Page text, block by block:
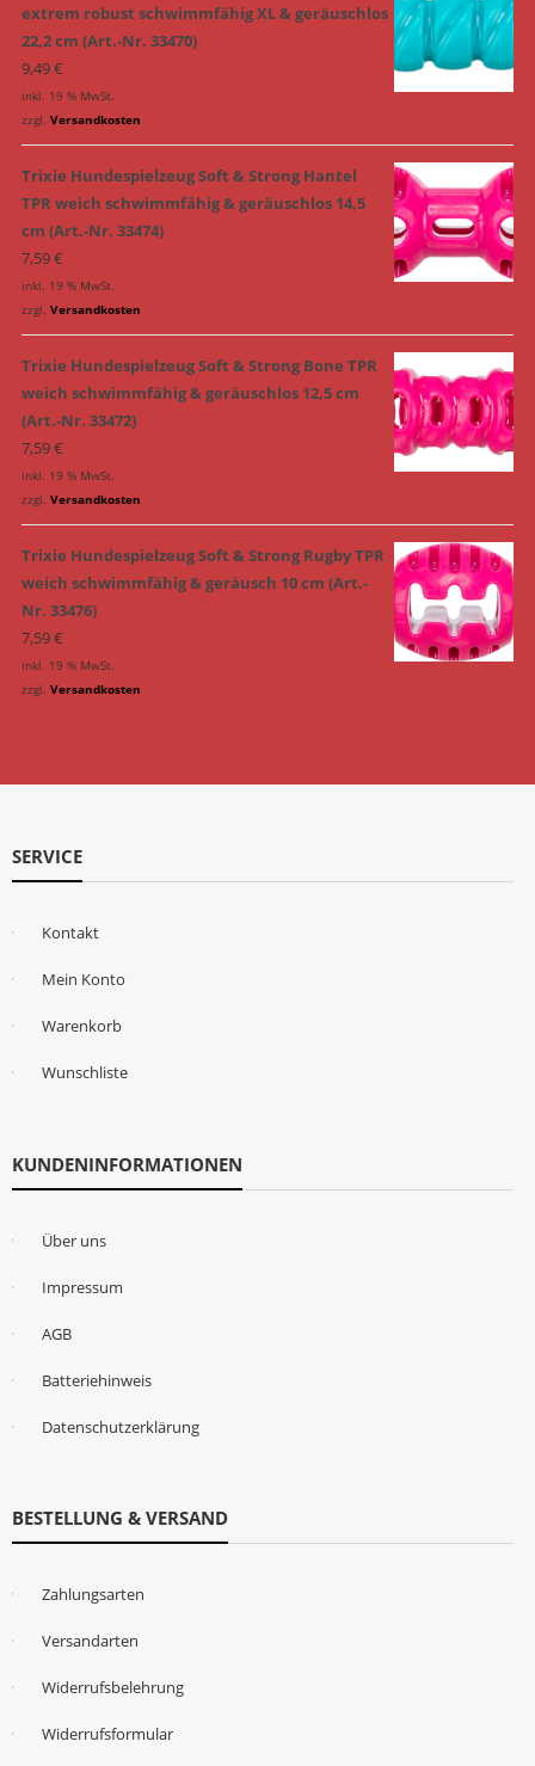
extrem robust schwimmfähig XL & geräuschlos
22,2 cm (Art.-Nr. 33470)
9,49€
inkl. 19 % MwSt.
zzgl. Versandkosten
Trixie Hundespielzeug Soft & Strong Hantel
TPR weich schwimmfähig & geräuschlos 14,5
cm (Art.-Nr. 33474)
7,59€
inkl. 19 % MwSt.
zzgl. Versandkosten
Trixie Hundespielzeug Soft & Strong Bone TPR
weich schwimmfähig & geräuschlos 12,5 cm
(Art.-Nr. 33472)
7,59€
inkl. 19 % MwSt.
zzgl. Versandkosten
Trixie Hundespielzeug Soft & Strong Rugby TPR
weich schwimmfähig & geräusch 10 cm (Art.-
Nr. 33476)
7,59€
inkl. 19 % MwSt.
zzgl. Versandkosten
SERVICE
Kontakt
Mein Konto
Warenkorb
Wunschliste
KUNDENINFORMATIONEN
Über uns
Impressum
AGB
Batteriehinweis
Datenschutzerklärung
BESTELLUNG & VERSAND
Zahlungsarten
Versandarten
Widerrufsbelehrung
Widerrufsformular